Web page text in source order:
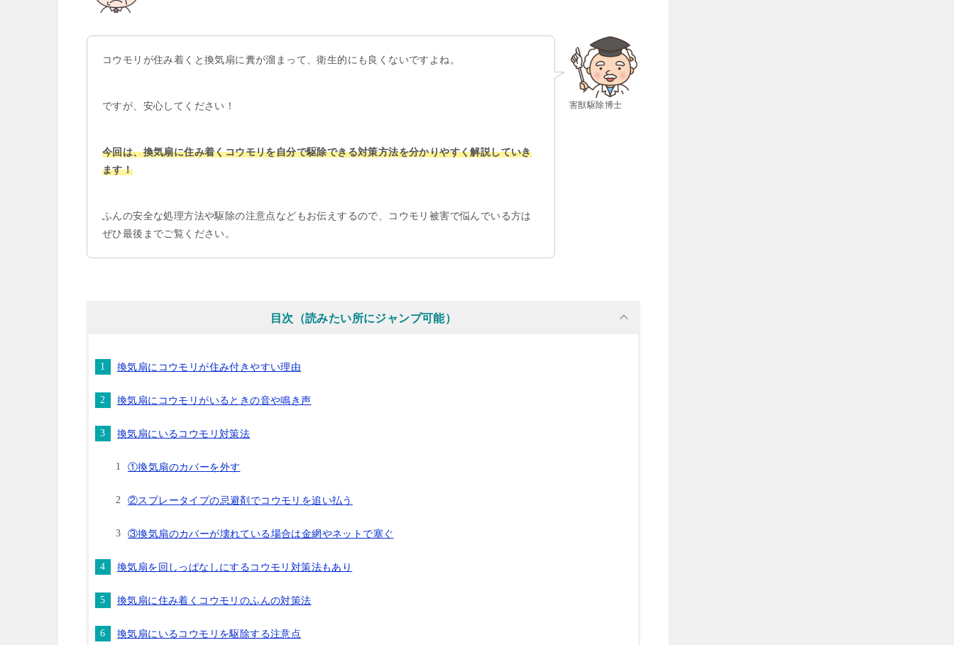
害獣駆除博士
コウモリが住み着くと換気扇に糞が溜まって、衛生的にも良くないですよね。
ですが、安心してください！
今回は、換気扇に住み着くコウモリを自分で駆除できる対策方法を分かりやすく解説していき
ます！
ふんの安全な処理方法や駆除の注意点などもお伝えするので、コウモリ被害で悩んでいる方は
ぜひ最後までご覧ください。
目次（読みたい所にジャンプ可能）
換気扇にコウモリが住み付きやすい理由
換気扇にコウモリがいるときの音や鳴き声
換気扇にいるコウモリ対策法
①換気扇のカバーを外す
②スプレータイプの忌避剤でコウモリを追い払う
③換気扇のカバーが壊れている場合は金網やネットで塞ぐ
換気扇を回しっぱなしにするコウモリ対策法もあり
換気扇に住み着くコウモリのふんの対策法
換気扇にいるコウモリを駆除する注意点